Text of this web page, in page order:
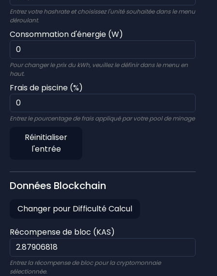
Entrez votre hashrate et choisissez l'unité souhaitée dans le menu
déroulant.
Consommation d'énergie (W)
Pour changer le prix du kWh, veuillez le définir dans le menu en
haut.
Frais de piscine (%)
Entrez le pourcentage de frais appliqué par votre pool de minage
Réinitialiser
l'entrée
Données Blockchain
Changer pour Difficulté Calcul
Récompense de bloc (KAS)
Entrez la récompense de bloc pour la cryptomonnaie
sélectionnée.